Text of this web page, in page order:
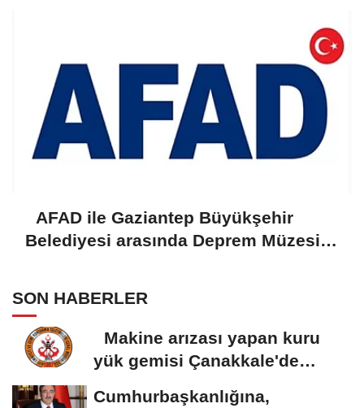
AFAD ile Gaziantep Büyükşehir
Belediyesi arasında Deprem Müzesi
SON HABERLER
Makine arızası yapan kuru
yük gemisi Çanakkale'de
Cumhurbaşkanlığına,